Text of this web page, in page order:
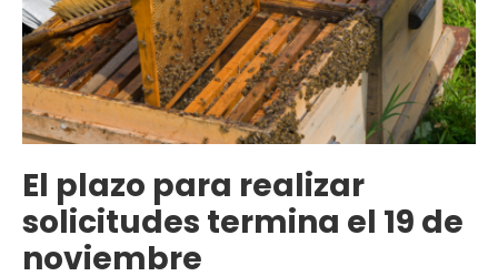
El plazo para realizar
solicitudes termina el 19 de
noviembre